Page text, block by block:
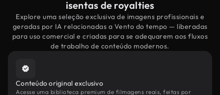
isentas de royalties
Explore uma seleção exclusiva de imagens profissionais e
geradas por IA relacionadas a Vento do tempo — liberadas
para uso comercial e criadas para se adequarem aos fluxos
de trabalho de conteúdo modernos.
Conteúdo original exclusivo
Acesse uma biblioteca premium de filmagens reais, feitas por